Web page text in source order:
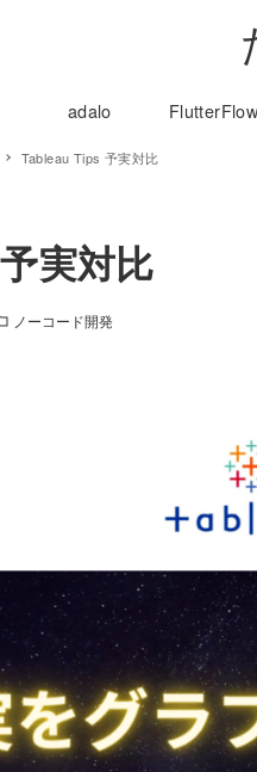
adalo FlutterFlow
Tableau Tips 予実対比
実対比
ノーコード開発